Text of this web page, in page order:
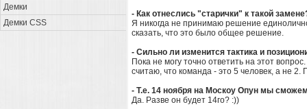
Демки
Демки CSS
- Как отнеслись "старички" к такой
Я никогда не принимаю решение
сказать, что это было общее решение.
- Сильно ли изменится тактика и
Пока не могу точно ответить на этот
считаю, что команда - это 5 человек, а не
- Т.е. 14 ноября на Москоу Опун мы
Да. Разве он будет 14го? :))